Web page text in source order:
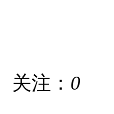
关注： 0